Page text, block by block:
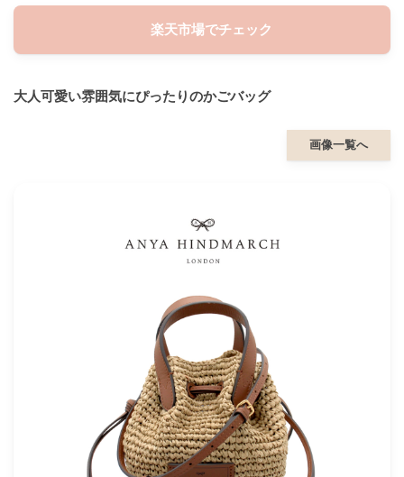
楽天市場でチェック
大人可愛い雰囲気にぴったりのかごバッグ
画像一覧へ